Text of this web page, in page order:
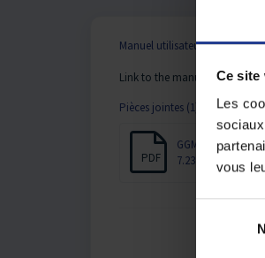
Ce site
Les
vous
Manuel utilisateur en anglais
Link to the manual
Pièces jointes (1)
PDF
GGM
7.23 MB